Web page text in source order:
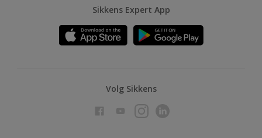
Sikkens Expert App
Volg Sikkens